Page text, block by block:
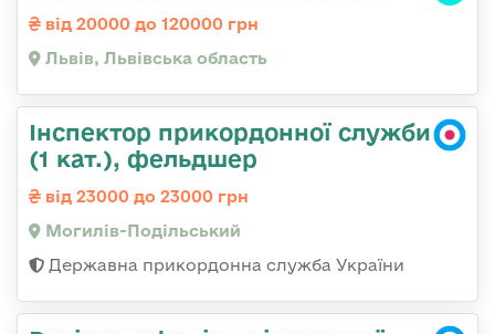
від 20000 до 120000 грн
Львів, Львівська область
Інспектор прикордонної служби
(1 кат.), фельдшер
від 23000 до 23000 грн
Могилів-Подільський
Державна прикордонна служба України